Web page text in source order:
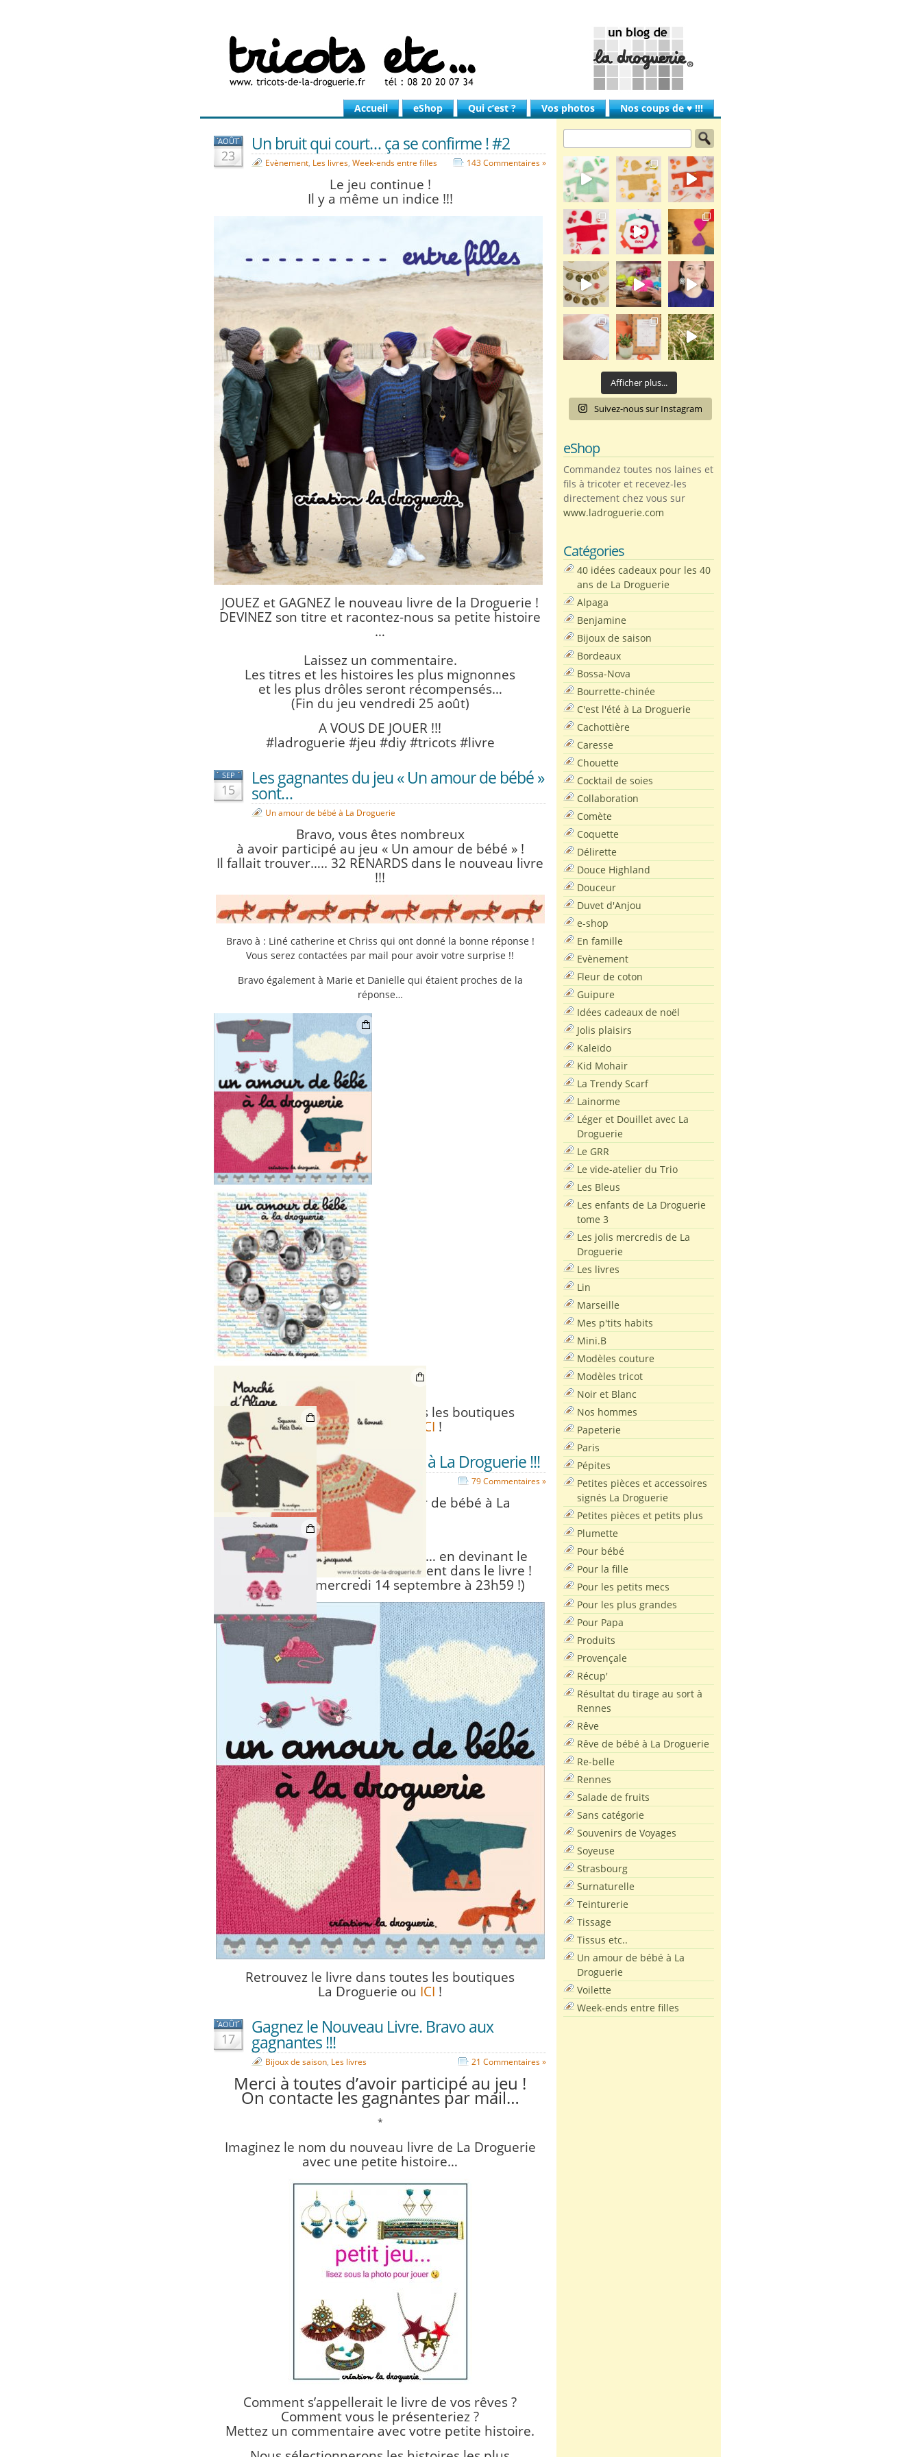
Accueil eShop Qui c’est ? Vos photos Nos coups de ♥ !!!
AOÛT
23
Un bruit qui court… ça se confirme ! #2
Evènement, Les livres, Week-ends entre filles 143 Commentaires »
Le jeu continue !
Il y a même un indice !!!
JOUEZ et GAGNEZ le nouveau livre de la Droguerie !
DEVINEZ son titre et racontez-nous sa petite histoire
…
Laissez un commentaire.
Les titres et les histoires les plus mignonnes
et les plus drôles seront récompensés…
(Fin du jeu vendredi 25 août)
A VOUS DE JOUER !!!
#ladroguerie #jeu #diy #tricots #livre
SEP
15
Les gagnantes du jeu « Un amour de bébé »
sont…
Un amour de bébé à La Droguerie
Bravo, vous êtes nombreux
à avoir participé au jeu « Un amour de bébé » !
Il fallait trouver….. 32 RENARDS dans le nouveau livre
!!!
Bravo à : Liné catherine et Chriss qui ont donné la bonne réponse !
Vous serez contactées par mail pour avoir votre surprise !!
Bravo également à Marie et Danielle qui étaient proches de la
réponse…
Retrouvez le livre dans toutes les boutiques
La Droguerie ou
ICI !
SEP
09
Un nouveau livre de tricot à La Droguerie !!!
Un amour de bébé à La Droguerie 79 Commentaires »
Le nouveau livre « Un amour de bébé à La
Droguerie »
est arrivé !!!
Courez l’acheter ou GAGNEZ-LE… en devinant le
nombre de renards qui se trouvent dans le livre !
(fin du jeu le mercredi 14 septembre à 23h59 !)
Retrouvez le livre dans toutes les boutiques
La Droguerie ou ICI !
AOÛT
17
Gagnez le Nouveau Livre. Bravo aux
gagnantes !!!
Bijoux de saison, Les livres 21 Commentaires »
Merci à toutes d’avoir participé au jeu !
On contacte les gagnantes par mail…
*
Imaginez le nom du nouveau livre de La Droguerie
avec une petite histoire…
Comment s’appellerait le livre de vos rêves ?
Comment vous le présenteriez ?
Mettez un commentaire avec votre petite histoire.
Afficher plus...
Suivez-nous sur Instagram
eShop
Commandez toutes nos laines et
fils à tricoter et recevez-les
directement chez vous sur
www.ladroguerie.com
Catégories
40 idées cadeaux pour les 40
ans de La Droguerie
Alpaga
Benjamine
Bijoux de saison
Bordeaux
Bossa-Nova
Bourrette-chinée
C'est l'été à La Droguerie
Cachottière
Caresse
Chouette
Cocktail de soies
Collaboration
Comète
Coquette
Délirette
Douce Highland
Douceur
Duvet d'Anjou
e-shop
En famille
Evènement
Fleur de coton
Guipure
Idées cadeaux de noël
Jolis plaisirs
Kaleïdo
Kid Mohair
La Trendy Scarf
Lainorme
Léger et Douillet avec La
Droguerie
Le GRR
Le vide-atelier du Trio
Les Bleus
Les enfants de La Droguerie
tome 3
Les jolis mercredis de La
Droguerie
Les livres
Lin
Marseille
Mes p'tits habits
Mini.B
Modèles couture
Modèles tricot
Noir et Blanc
Nos hommes
Papeterie
Paris
Pépites
Petites pièces et accessoires
signés La Droguerie
Petites pièces et petits plus
Plumette
Pour bébé
Pour la fille
Pour les petits mecs
Pour les plus grandes
Pour Papa
Produits
Provençale
Récup'
Résultat du tirage au sort à
Rennes
Rêve
Rêve de bébé à La Droguerie
Re-belle
Rennes
Salade de fruits
Sans catégorie
Souvenirs de Voyages
Soyeuse
Strasbourg
Surnaturelle
Teinturerie
Tissage
Tissus etc..
Un amour de bébé à La
Droguerie
Voilette
Week-ends entre filles